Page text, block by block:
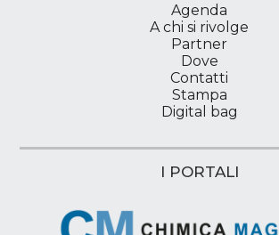
Agenda
A chi si rivolge
Partner
Dove
Contatti
Stampa
Digital bag
I PORTALI